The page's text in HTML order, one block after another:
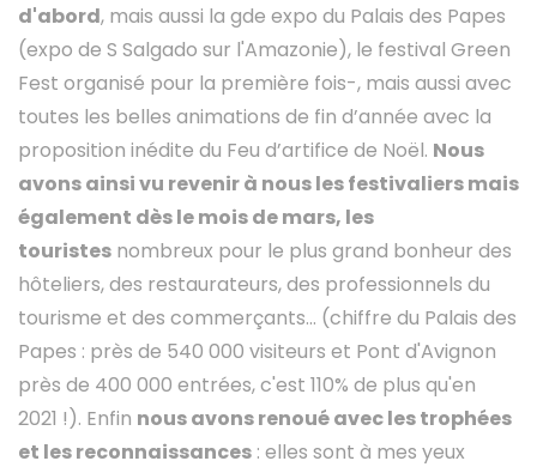
d'abord, mais aussi la gde expo du Palais des Papes
(expo de S Salgado sur l'Amazonie), le festival Green
Fest organisé pour la première fois-, mais aussi avec
toutes les belles animations de fin d’année avec la
proposition inédite du Feu d’artifice de Noël. Nous
avons ainsi vu revenir à nous les festivaliers mais
également dès le mois de mars, les
touristes nombreux pour le plus grand bonheur des
hôteliers, des restaurateurs, des professionnels du
tourisme et des commerçants... (chiffre du Palais des
Papes : près de 540 000 visiteurs et Pont d'Avignon
près de 400 000 entrées, c'est 110% de plus qu'en
2021 !). Enfin nous avons renoué avec les trophées
et les reconnaissances : elles sont à mes yeux